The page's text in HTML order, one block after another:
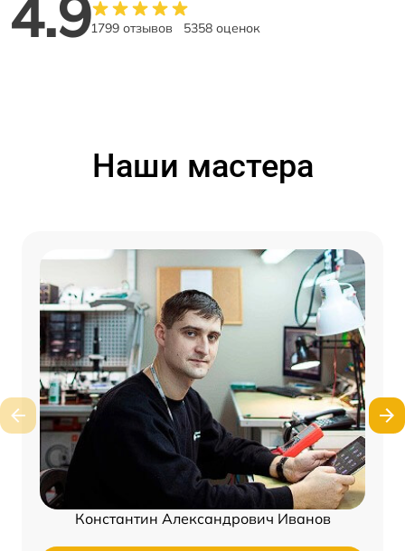
4.91799 отзывов 5358 оценок
Наши мастера
Константин Александрович Иванов